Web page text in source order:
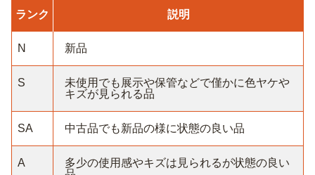
ランク 説明
N 新品
S
未使用でも展示や保管などで僅かに色ヤケや
キズが見られる品
SA 中古品でも新品の様に状態の良い品
A
多少の使用感やキズは見られるが状態の良い